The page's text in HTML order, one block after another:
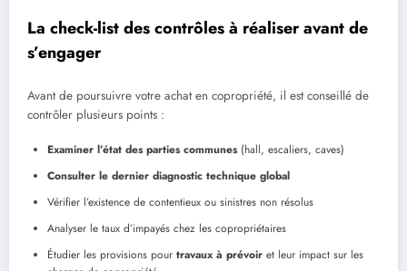
La check-list des contrôles à réaliser avant de
s’engager
Avant de poursuivre votre achat en copropriété, il est conseillé de
contrôler plusieurs points :
Examiner l’état des parties communes(hall, escaliers, caves)
Consulter le dernier diagnostic technique global
Vérifier l’existence de contentieux ou sinistres non résolus
Analyser le taux d’impayés chez les copropriétaires
Étudier les provisions pour travaux à prévoir et leur impact sur les